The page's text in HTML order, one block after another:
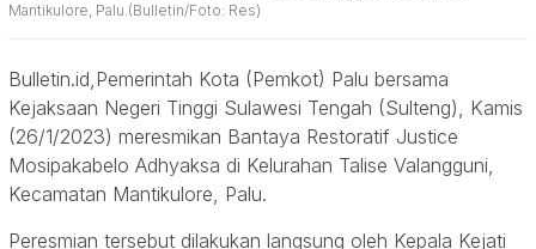
Mantikulore, Palu.(Bulletin/Foto: Res)
Bulletin.id,Pemerintah Kota (Pemkot) Palu bersama
Kejaksaan Negeri Tinggi Sulawesi Tengah (Sulteng), Kamis
(26/1/2023) meresmikan Bantaya Restoratif Justice
Mosipakabelo Adhyaksa di Kelurahan Talise Valangguni,
Kecamatan Mantikulore, Palu.
Peresmian tersebut dilakukan langsung oleh Kepala Kejati